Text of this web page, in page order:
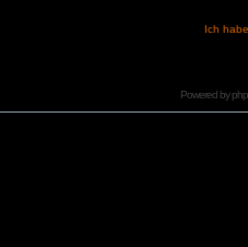
Ich
Powered by